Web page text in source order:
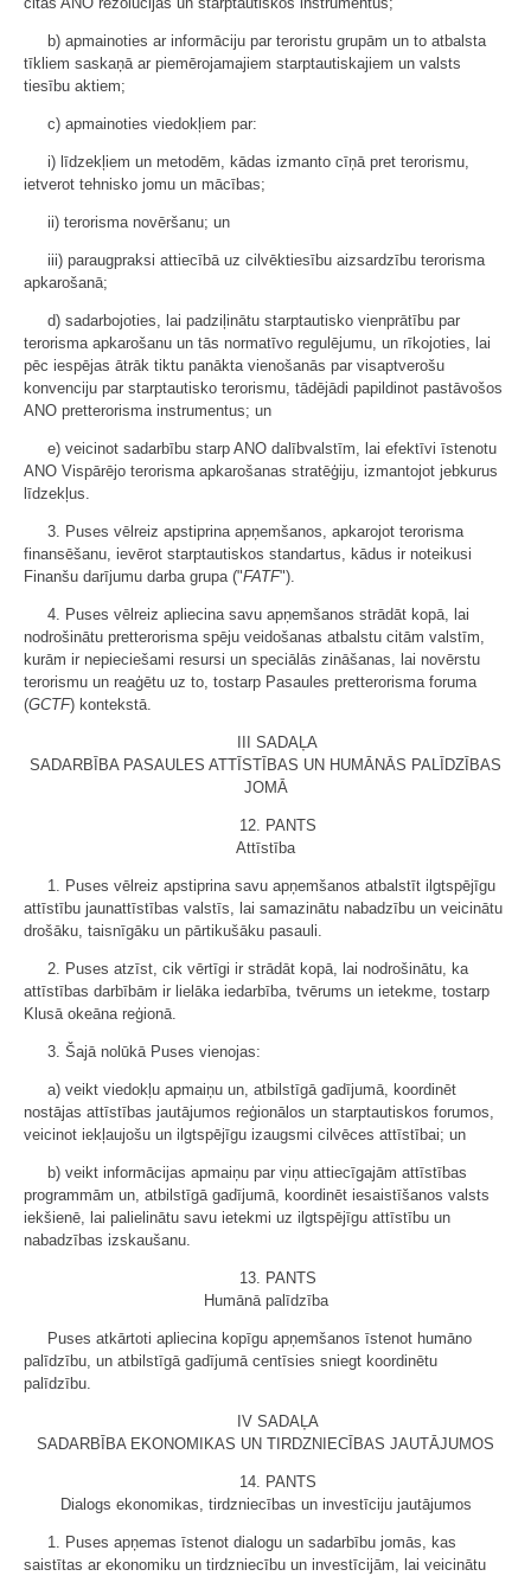
b) apmainoties ar informāciju par teroristu grupām un to atbalsta
tīkliem saskaņā ar piemērojamajiem starptautiskajiem un valsts
tiesību aktiem;
c) apmainoties viedokļiem par:
i) līdzekļiem un metodēm, kādas izmanto cīņā pret terorismu,
ietverot tehnisko jomu un mācības;
ii) terorisma novēršanu; un
iii) paraugpraksi attiecībā uz cilvēktiesību aizsardzību terorisma
apkarošanā;
d) sadarbojoties, lai padziļinātu starptautisko vienprātību par
terorisma apkarošanu un tās normatīvo regulējumu, un rīkojoties, lai
pēc iespējas ātrāk tiktu panākta vienošanās par visaptverošu
konvenciju par starptautisko terorismu, tādējādi papildinot pastāvošos
ANO pretterorisma instrumentus; un
e) veicinot sadarbību starp ANO dalībvalstīm, lai efektīvi īstenotu
ANO Vispārējo terorisma apkarošanas stratēģiju, izmantojot jebkurus
līdzekļus.
3. Puses vēlreiz apstiprina apņemšanos, apkarojot terorisma
finansēšanu, ievērot starptautiskos standartus, kādus ir noteikusi
Finanšu darījumu darba grupa ("FATF").
4. Puses vēlreiz apliecina savu apņemšanos strādāt kopā, lai
nodrošinātu pretterorisma spēju veidošanas atbalstu citām valstīm,
kurām ir nepieciešami resursi un speciālās zināšanas, lai novērstu
terorismu un reaģētu uz to, tostarp Pasaules pretterorisma foruma
(GCTF) kontekstā.
III SADAĻA
SADARBĪBA PASAULES ATTĪSTĪBAS UN HUMĀNĀS PALĪDZĪBAS
JOMĀ
12. PANTS
Attīstība
1. Puses vēlreiz apstiprina savu apņemšanos atbalstīt ilgtspējīgu
attīstību jaunattīstības valstīs, lai samazinātu nabadzību un veicinātu
drošāku, taisnīgāku un pārtikušāku pasauli.
2. Puses atzīst, cik vērtīgi ir strādāt kopā, lai nodrošinātu, ka
attīstības darbībām ir lielāka iedarbība, tvērums un ietekme, tostarp
Klusā okeāna reģionā.
3. Šajā nolūkā Puses vienojas:
a) veikt viedokļu apmaiņu un, atbilstīgā gadījumā, koordinēt
nostājas attīstības jautājumos reģionālos un starptautiskos forumos,
veicinot iekļaujošu un ilgtspējīgu izaugsmi cilvēces attīstībai; un
b) veikt informācijas apmaiņu par viņu attiecīgajām attīstības
programmām un, atbilstīgā gadījumā, koordinēt iesaistīšanos valsts
iekšienē, lai palielinātu savu ietekmi uz ilgtspējīgu attīstību un
nabadzības izskaušanu.
13. PANTS
Humānā palīdzība
Puses atkārtoti apliecina kopīgu apņemšanos īstenot humāno
palīdzību, un atbilstīgā gadījumā centīsies sniegt koordinētu
palīdzību.
IV SADAĻA
SADARBĪBA EKONOMIKAS UN TIRDZNIECĪBAS JAUTĀJUMOS
14. PANTS
Dialogs ekonomikas, tirdzniecības un investīciju jautājumos
1. Puses apņemas īstenot dialogu un sadarbību jomās, kas
saistītas ar ekonomiku un tirdzniecību un investīcijām, lai veicinātu